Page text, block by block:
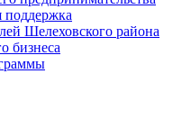
Шелеховского района
бизнеса